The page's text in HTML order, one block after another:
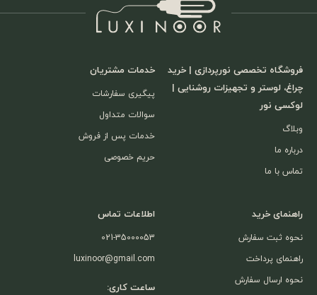
فروشگاه تخصصی نورپردازی | خرید
چراغ، لوستر و تجهیزات روشنایی |
لوکسی نور
وبلاگ
درباره ما
تماس با ما
خدمات مشتریان
پیگیری سفارشات
سوالات متداول
خدمات پس از فروش
حریم خصوصی
راهنمای خرید
نحوه ثبت سفارش
راهنمای پرداخت
نحوه ارسال سفارش
اطلاعات تماس
021-35000053
luxinoor@gmail.com
ساعت کاری: